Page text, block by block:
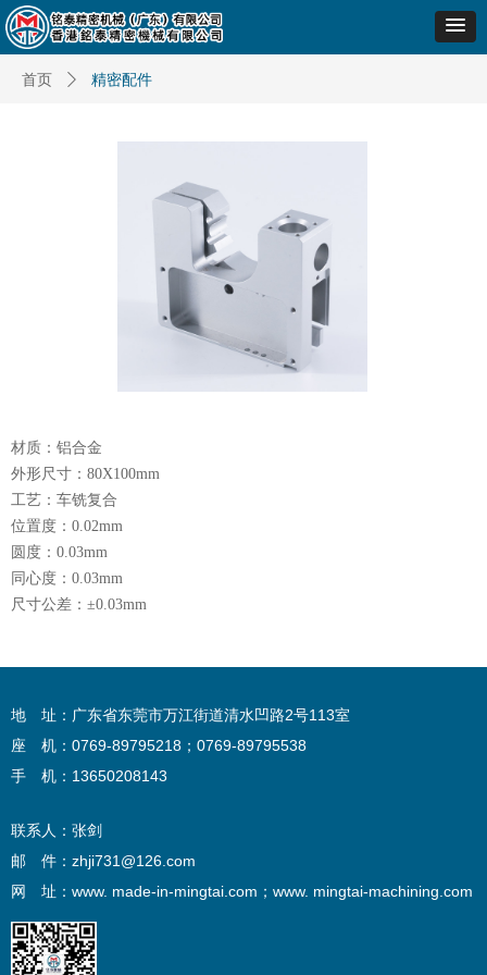
首页 ꄲ 精密配件
材质：铝合金
外形尺寸：80X100mm
工艺：车铣复合
位置度：0.02mm
圆度：0.03mm
同心度：0.03mm
尺寸公差：±0.03mm
地 址：广东省东莞市万江街道清水凹路2号113室
座 机：0769-89795218；0769-89795538
手 机：13650208143
联系人：张剑
邮 件：zhji731@126.com
网 址：www. made-in-mingtai.com；www. mingtai-machining.com